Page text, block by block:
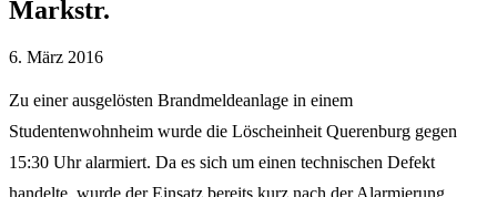
Markstr.
6. März 2016
Zu einer ausgelösten Brandmeldeanlage in einem
Studentenwohnheim wurde die Löscheinheit Querenburg gegen
15:30 Uhr alarmiert. Da es sich um einen technischen Defekt
handelte, wurde der Einsatz bereits kurz nach der Alarmierung